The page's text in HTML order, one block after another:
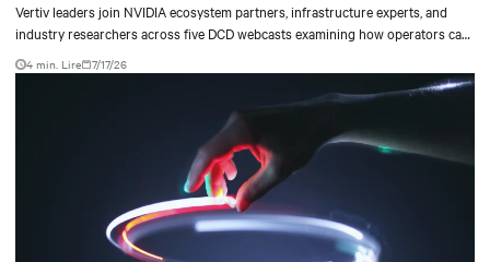
Vertiv leaders join NVIDIA ecosystem partners, infrastructure experts, and
industry researchers across five DCD webcasts examining how operators can
turn AI ambition into deployable, productive, and adaptable capacity.
4 min. Lire 7/17/26